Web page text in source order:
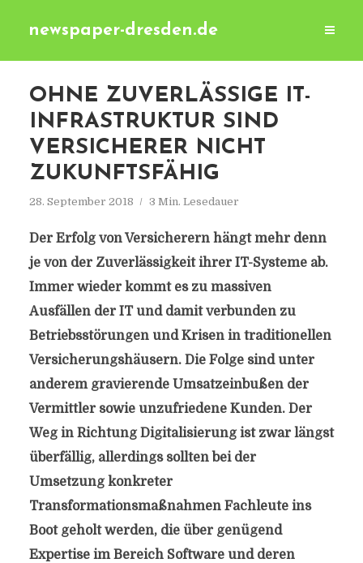
newspaper-dresden.de
OHNE ZUVERLÄSSIGE IT-
INFRASTRUKTUR SIND
VERSICHERER NICHT
ZUKUNFTSFÄHIG
28. September 2018 3 Min. Lesedauer
Der Erfolg von Versicherern hängt mehr denn
je von der Zuverlässigkeit ihrer IT-Systeme ab.
Immer wieder kommt es zu massiven
Ausfällen der IT und damit verbunden zu
Betriebsstörungen und Krisen in traditionellen
Versicherungshäusern. Die Folge sind unter
anderem gravierende Umsatzeinbußen der
Vermittler sowie unzufriedene Kunden. Der
Weg in Richtung Digitalisierung ist zwar längst
überfällig, allerdings sollten bei der
Umsetzung konkreter
Transformationsmaßnahmen Fachleute ins
Boot geholt werden, die über genügend
Expertise im Bereich Software und deren